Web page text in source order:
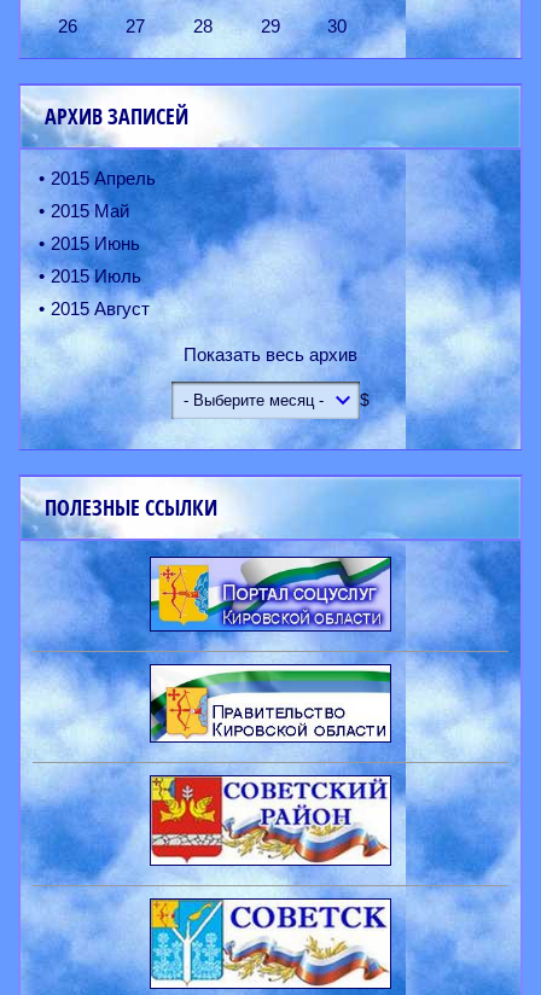
26 27 28 29 30
АРХИВ ЗАПИСЕЙ
2015 Апрель
2015 Май
2015 Июнь
2015 Июль
2015 Август
Показать весь архив
$
ПОЛЕЗНЫЕ ССЫЛКИ